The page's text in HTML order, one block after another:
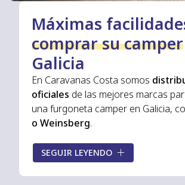
Máximas
comprar su camper
Galicia
En Caravanas Costa somos
oficiales de las mejores marcas
una furgoneta camper en Galicia,
o Weinsberg.
Con nuestro amplio catálogo, le
que encontraráopciones de gran
adaptadas a sus necesidades.
SEGUIR LEYENDO